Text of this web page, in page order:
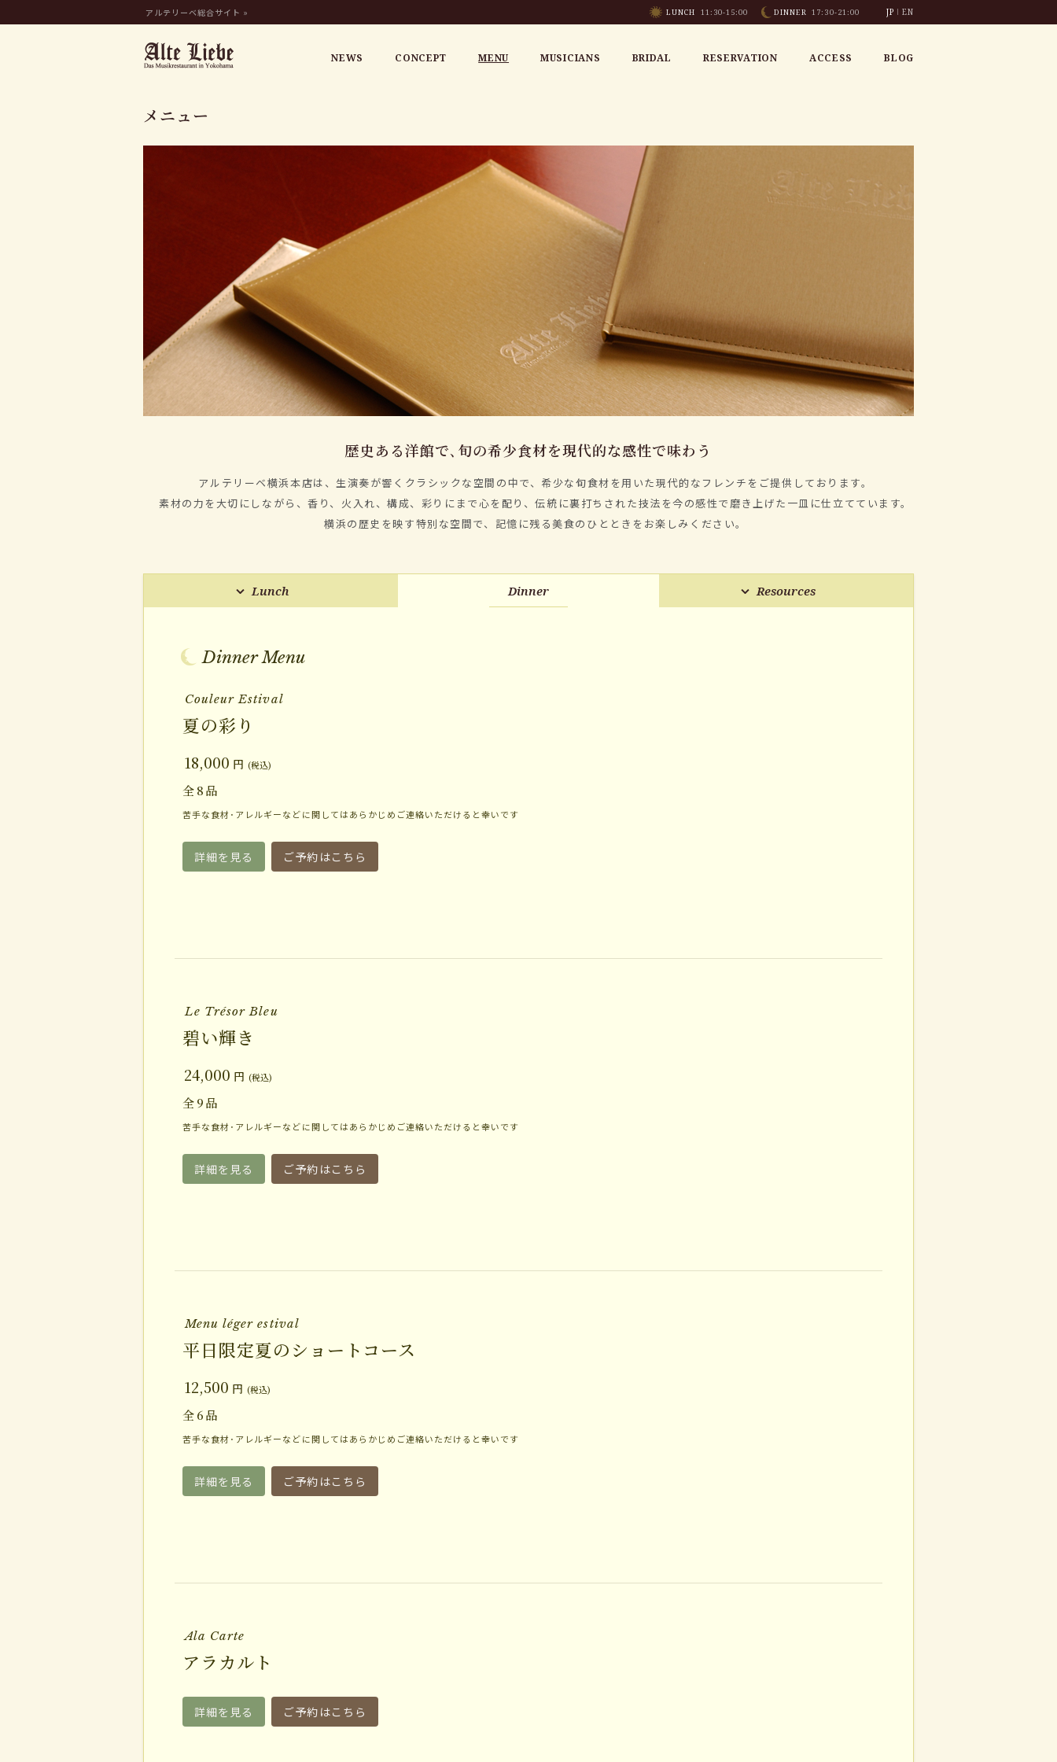
アルテリーベ総合サイト » JP EN
LUNCH 11:30-15:00 DINNER 17:30-21:00
NEWS CONCEPT MENU MUSICIANS BRIDAL RESERVATION ACCESS BLOG
メニュー
歴史ある洋館で､旬の希少食材を現代的な感性で味わう
アルテリーベ横浜本店は、生演奏が響くクラシックな空間の中で、希少な旬食材を用いた現代的なフレンチをご提供しております。
素材の力を大切にしながら、香り、火入れ、構成、彩りにまで心を配り、伝統に裏打ちされた技法を今の感性で磨き上げた一皿に仕立てています。
横浜の歴史を映す特別な空間で、記憶に残る美食のひとときをお楽しみください。
Lunch Dinner Resources
Dinner Menu
Couleur Estival
夏の彩り
18,000 円 (税込)
全8品
苦手な食材･アレルギーなどに関してはあらかじめご連絡いただけると幸いです
詳細を見る ご予約はこちら
Le Trésor Bleu
碧い輝き
24,000 円 (税込)
全9品
苦手な食材･アレルギーなどに関してはあらかじめご連絡いただけると幸いです
詳細を見る ご予約はこちら
Menu léger estival
平日限定夏のショートコース
12,500 円 (税込)
全6品
苦手な食材･アレルギーなどに関してはあらかじめご連絡いただけると幸いです
詳細を見る ご予約はこちら
Ala Carte
アラカルト
詳細を見る ご予約はこちら